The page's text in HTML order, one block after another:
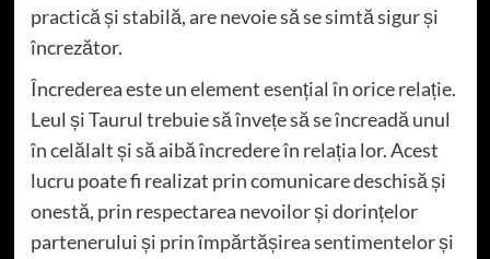
practică și stabilă, are nevoie să se simtă sigur și
încrezător.
Încrederea este un element esențial în orice relație.
Leul și Taurul trebuie să învețe să se încreadă unul
în celălalt și să aibă încredere în relația lor. Acest
lucru poate fi realizat prin comunicare deschisă și
onestă, prin respectarea nevoilor și dorințelor
partenerului și prin împărtășirea sentimentelor și